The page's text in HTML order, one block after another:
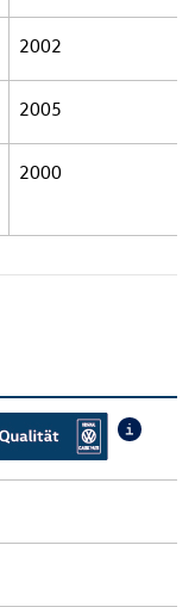
2002
2005
2000